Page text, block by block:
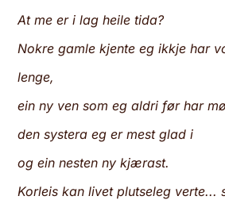
At me er i lag heile tida?
Nokre gamle kjente eg ikkje har
lenge,
ein ny ven som eg aldri før har
den systera eg er mest glad i
og ein nesten ny kjærast.
Korleis kan livet plutseleg verte...